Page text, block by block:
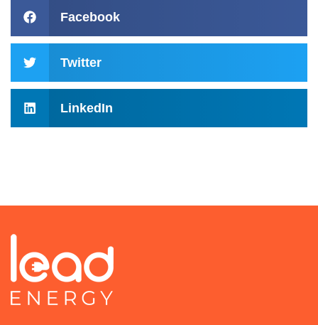
Facebook
Twitter
LinkedIn